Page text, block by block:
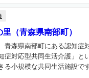
（青森県南部町）
青森県南部町にある認知
症対応型共同生活介護」
る小規模な共同生活施設で